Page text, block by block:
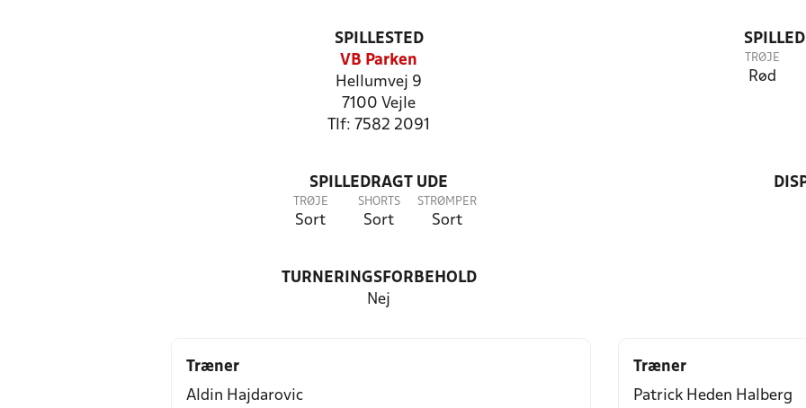
SPILLESTED
VB Parken
Hellumvej 9
7100 Vejle
Tlf: 7582 2091
TRØJE
Rød
SPILLEDRAGT UDE
TRØJE
Sort
SHORTS
Sort
STRØMPER
Sort
TURNERINGSFORBEHOLD
Nej
Træner
Aldin Hajdarovic
Træner
Patrick Heden Halberg